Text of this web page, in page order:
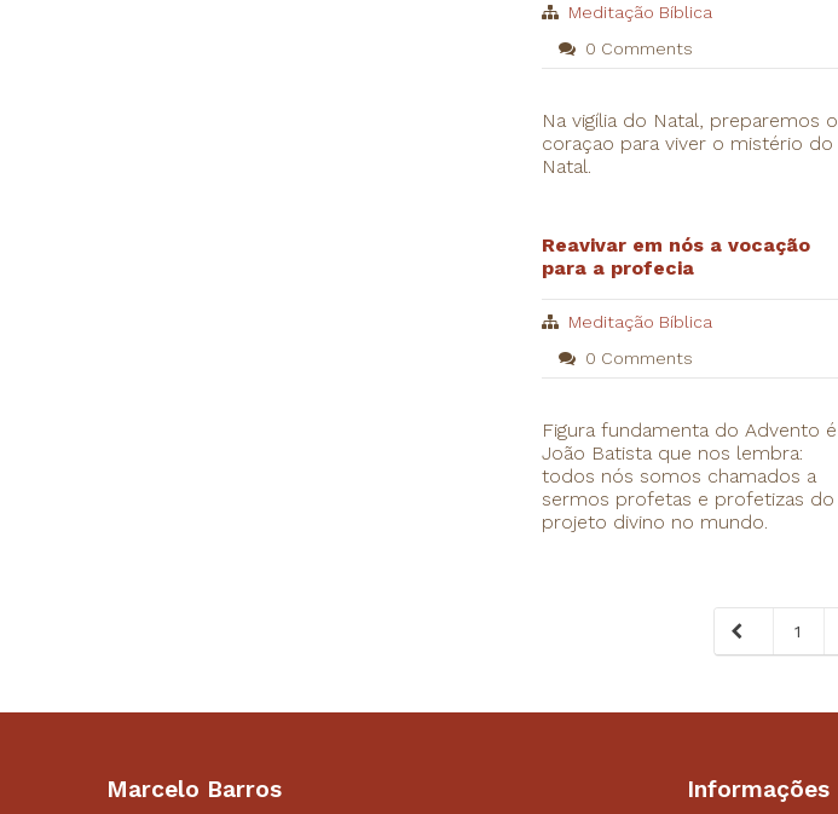
Meditação Bíblica
0 Comments
Na vigília do Natal, preparemos o
coraçao para viver o mistério do
Natal.
Reavivar em nós a vocação
para a profecia
Meditação Bíblica
0 Comments
Figura fundamenta do Advento é
João Batista que nos lembra:
todos nós somos chamados a
sermos profetas e profetizas do
projeto divino no mundo.
1
Marcelo Barros Informações